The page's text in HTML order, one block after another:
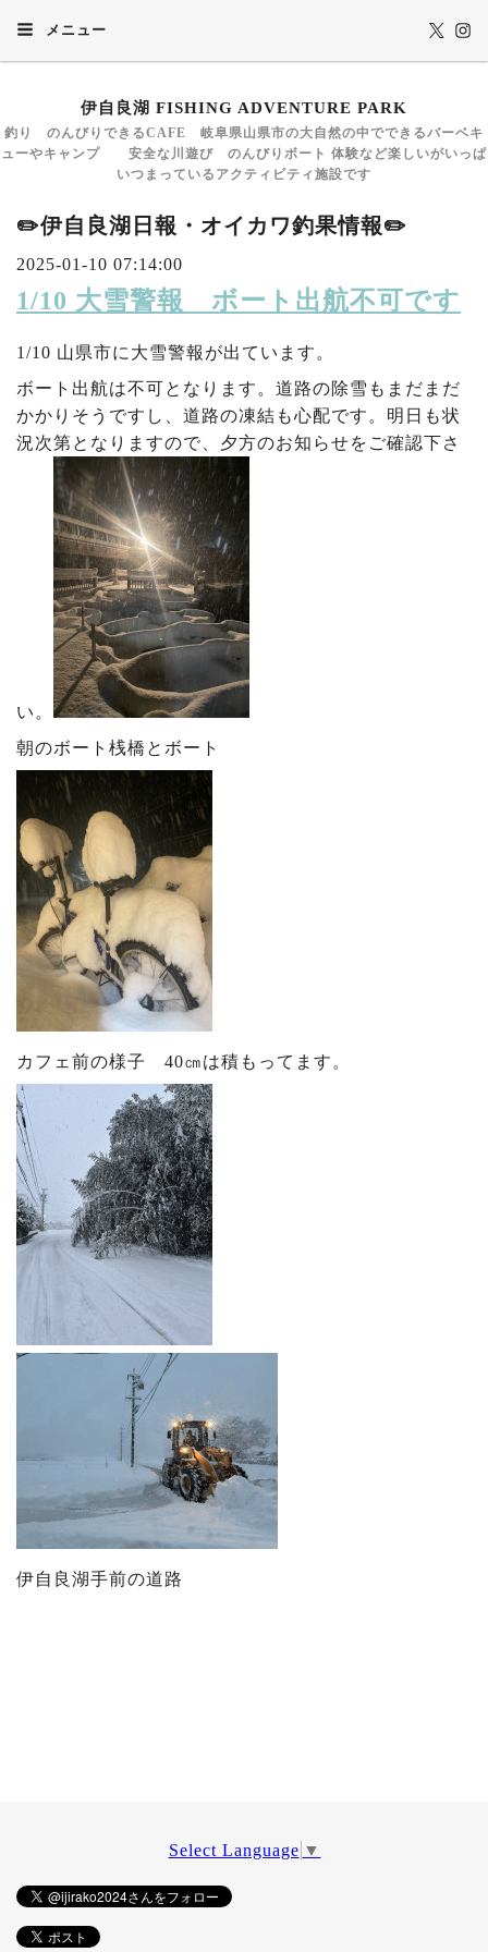
メニュー
伊自良湖 FISHING ADVENTURE PARK
釣り のんびりできるCAFE 岐阜県山県市の大自然の中でできるバーベキ
ューやキャンプ 安全な川遊び のんびりボート 体験など楽しいがいっぱ
いつまっているアクティビティ施設です
✏️伊自良湖日報・オイカワ釣果情報✏️
2025-01-10 07:14:00
1/10 大雪警報 ボート出航不可です
1/10 山県市に大雪警報が出ています。
ボート出航は不可となります。道路の除雪もまだまだ
かかりそうですし、道路の凍結も心配です。明日も状
況次第となりますので、夕方のお知らせをご確認下さ
い。
朝のボート桟橋とボート
カフェ前の様子 40㎝は積もってます。
伊自良湖手前の道路
Select Language ▼